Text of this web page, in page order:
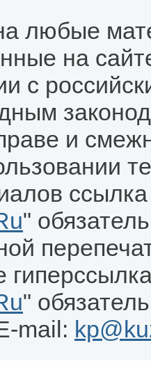
любые
на
с
и
"
"
mail: